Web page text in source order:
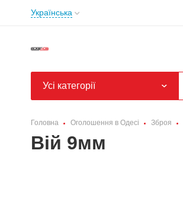
Українська
Усі категорії
Головна Оголошення в Одесі Зброя
Вій 9мм